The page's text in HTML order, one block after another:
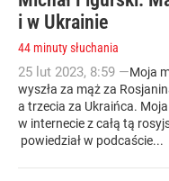
i w Ukrainie
44 minuty słuchania
25 lut 2023, 8:59 —Moja
wyszła za mąż za
a trzecia za Ukraińca.
w internecie z całą tą
powiedział w podcaście...